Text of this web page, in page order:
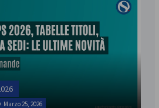
Marzo 25, 2026